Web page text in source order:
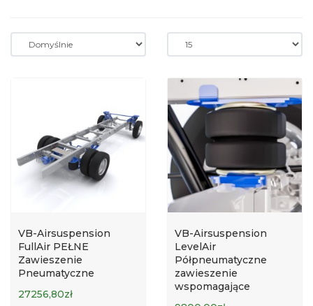
VB-Airsuspension
FullAir PEŁNE
Zawieszenie
Pneumatyczne
27256,80zł
VB-Airsuspension
LevelAir
Półpneumatyczne
zawieszenie
wspomagające